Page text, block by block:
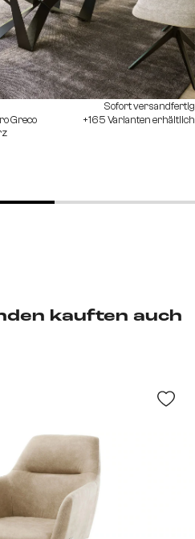
kauften auch
Greco
Sofort versandfertig
+165 Varianten erhältlich